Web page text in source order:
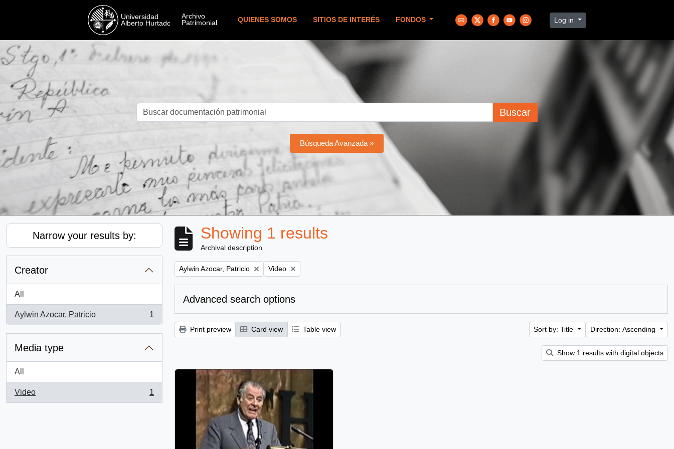
QUIENES SOMOS SITIOS DE INTERÉS FONDOS Log in
Buscar
Búsqueda Avanzada »
Narrow your results by:
Creator
All
Aylwin Azocar, Patricio
, 1 results
1
Media type
All
Video
, 1 results
1
Showing 1 results
Archival description
Remove filter:
Aylwin Azocar, Patricio Remove filter:
Video
Advanced search options
Print preview Card view Table view Sort by: Title Direction: Ascending
Show 1 results with digital objects